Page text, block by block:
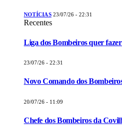
NOTÍCIAS 23/07/26 - 22:31
Recentes
Liga dos Bombeiros quer
23/07/26 - 22:31
Novo Comando dos
20/07/26 - 11:09
Chefe dos Bombeiros da